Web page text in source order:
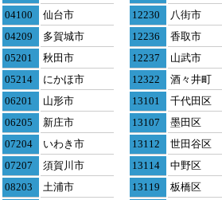
04100
仙台市
04209
多賀城市
05201
秋田市
05214
にかほ市
06201
山形市
06205
新庄市
07204
いわき市
07207
須賀川市
08203
土浦市
12230
八街市
12236
香取市
12237
山武市
12322
酒々井町
13101
千代田区
13107
墨田区
13112
世田谷区
13114
中野区
13119
板橋区